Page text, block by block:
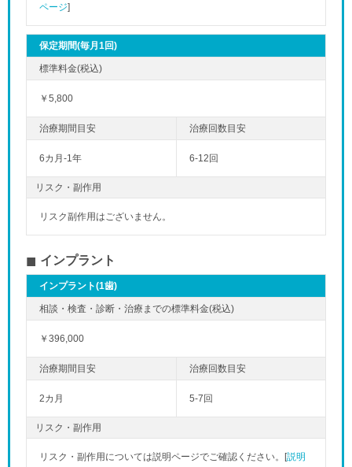
ページ]
保定期間(毎月1回)
￥5,800
6カ月-1年 6-12回
リスク・副作用
リスク副作用はございません。
インプラント
インプラント(1歯)
￥396,000
2カ月 5-7回
リスク・副作用
リスク・副作用については説明ページでご確認ください。[説明